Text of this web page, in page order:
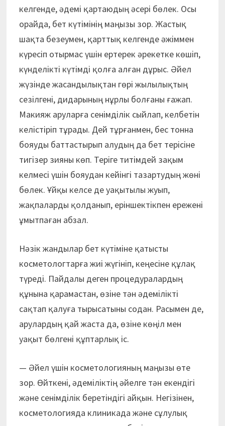
келгенде, әдемі қартаюдың әсері бөлек. Осы
орайда, бет күтімінің маңызы зор. Жастық
шақта безеумен, қарттық келгенде әжіммен
күресіп отырмас үшін ертерек әрекетке көшіп,
күнделікті күтімді қолға алған дұрыс. Әйел
жүзінде жасандылықтан гөрі жылылықтың
сезілгені, дидарының нұрлы болғаны ғажап.
Макияж аруларға сенімділік сыйлап, келбетін
келістіріп тұрады. Дей тұрғанмен, бес тонна
бояуды баттастырып алудың да бет терісіне
тигізер зияны көп. Теріге титімдей зақым
келмесі үшін бояудан кейінгі тазартудың жөні
бөлек. Ұйқы келсе де уақытылы жуып,
жақпаларды қолданып, еріншектікпен ережені
ұмытпаған абзал.
Нәзік жандылар бет күтіміне қатысты
косметологтарға жиі жүгініп, кеңесіне құлақ
түреді. Пайдалы деген процедуралардың
құнына қарамастан, өзіне тән әдемілікті
сақтап қалуға тырысатыны содан. Расымен де,
арулардың қай жаста да, өзіне көңіл мен
уақыт бөлгені құптарлық іс.
— Әйел үшін косметологияның маңызы өте
зор. Өйткені, әдеміліктің әйелге тән екендігі
және сенімділік беретіндігі айқын. Негізінен,
косметологияда клиникада және сұлулық